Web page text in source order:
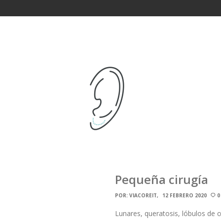
Pequeña cirugía
POR:VIACOREIT 12 FEBRERO 2020 0
Lunares, queratosis, lóbulos de